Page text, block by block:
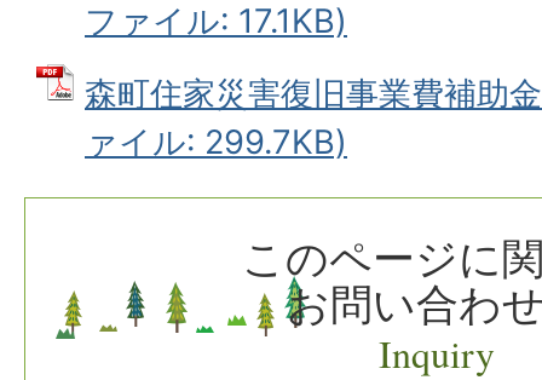
ファイル: 17.1KB)
森町住家災害復旧事業費補助
ァイル: 299.7KB)
このページに
お問い合わ
Inquiry